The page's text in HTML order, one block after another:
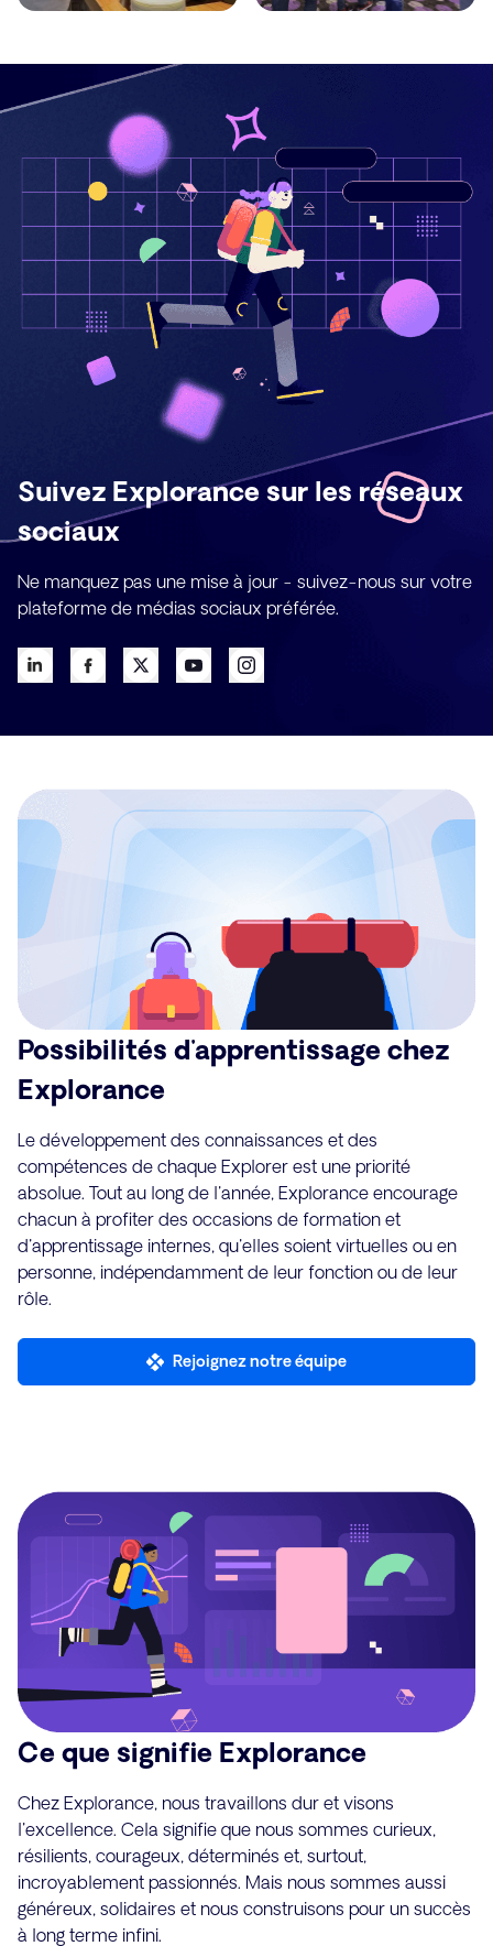
Suivez Explorance sur les réseaux
sociaux
Ne manquez pas une mise à jour - suivez-nous sur votre
plateforme de médias sociaux préférée.
Possibilités d'apprentissage chez
Explorance
Le développement des connaissances et des
compétences de chaque Explorer est une priorité
absolue. Tout au long de l'année, Explorance encourage
chacun à profiter des occasions de formation et
d'apprentissage internes, qu'elles soient virtuelles ou en
personne, indépendamment de leur fonction ou de leur
rôle.
Rejoignez notre équipe
Ce que signifie Explorance
Chez Explorance, nous travaillons dur et visons
l'excellence. Cela signifie que nous sommes curieux,
résilients, courageux, déterminés et, surtout,
incroyablement passionnés. Mais nous sommes aussi
généreux, solidaires et nous construisons pour un succès
à long terme infini.